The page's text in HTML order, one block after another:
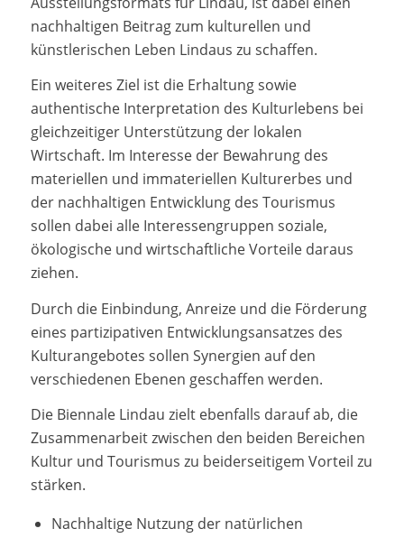
nachhaltigen Beitrag zum kulturellen und
künstlerischen Leben Lindaus zu schaffen.
Ein weiteres Ziel ist die Erhaltung sowie
authentische Interpretation des Kulturlebens bei
gleichzeitiger Unterstützung der lokalen
Wirtschaft. Im Interesse der Bewahrung des
materiellen und immateriellen Kulturerbes und
der nachhaltigen Entwicklung des Tourismus
sollen dabei alle Interessengruppen soziale,
ökologische und wirtschaftliche Vorteile daraus
ziehen.
Durch die Einbindung, Anreize und die Förderung
eines partizipativen Entwicklungsansatzes des
Kulturangebotes sollen Synergien auf den
verschiedenen Ebenen geschaffen werden.
Die Biennale Lindau zielt ebenfalls darauf ab, die
Zusammenarbeit zwischen den beiden Bereichen
Kultur und Tourismus zu beiderseitigem Vorteil zu
stärken.
Nachhaltige Nutzung der natürlichen